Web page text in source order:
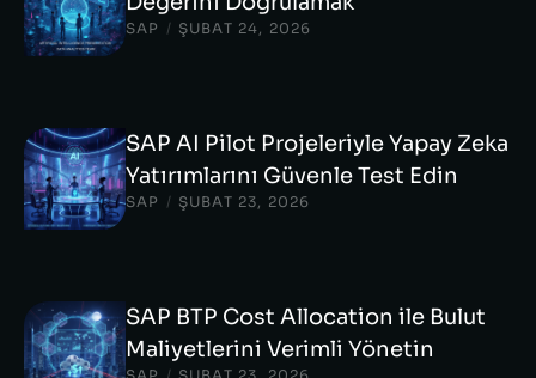
SAP / ŞUBAT 24, 2026
SAP AI Pilot Projeleriyle Yapay Zeka
Yatırımlarını Güvenle Test Edin
SAP / ŞUBAT 23, 2026
SAP BTP Cost Allocation ile Bulut
Maliyetlerini Verimli Yönetin